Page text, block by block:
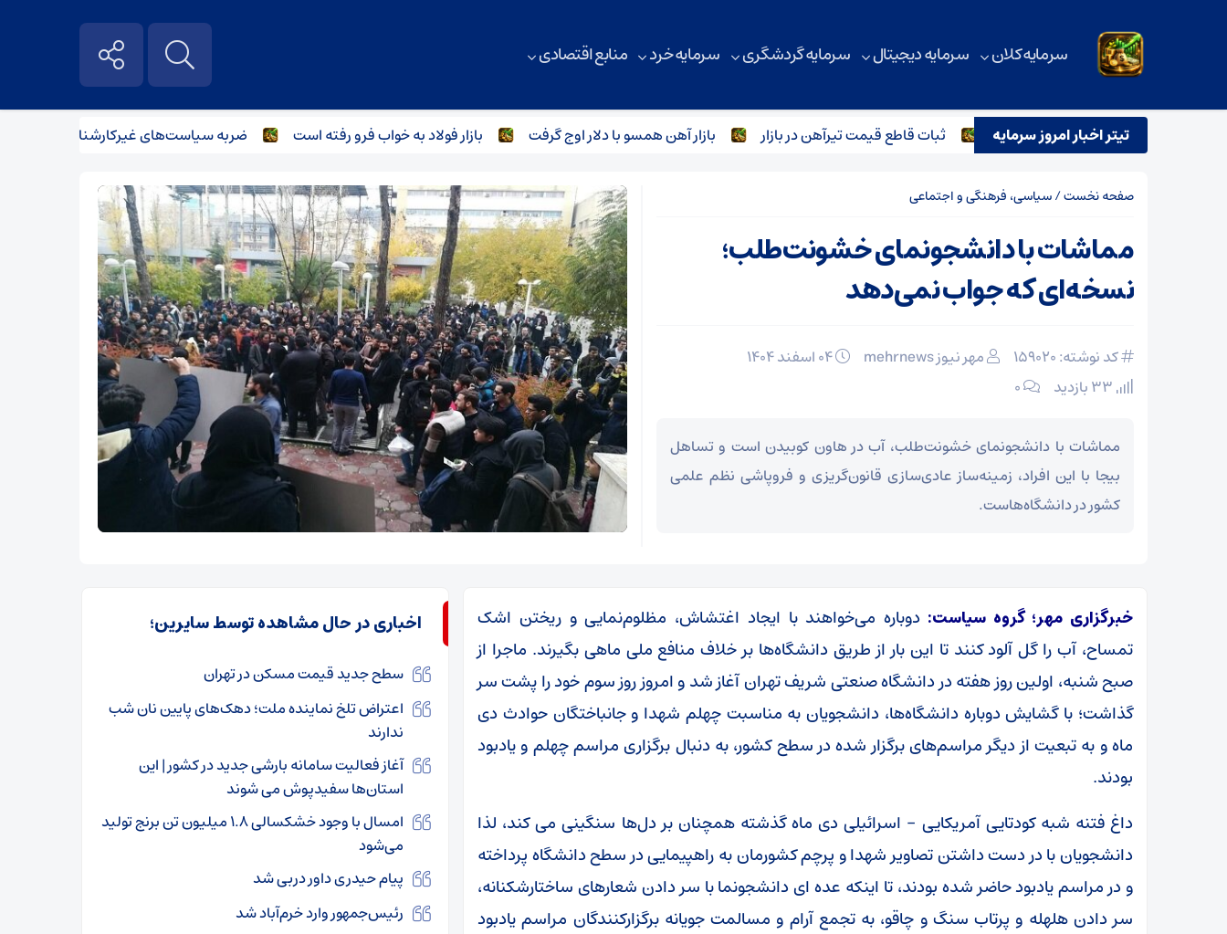
سرمایه کلان سرمایه دیجیتال سرمایه گردشگری سرمایه خرد منابع اقتصادی
تیتر اخبار امروز سرمایه
و تاثیر آن بر بازار آهن آلات ثبات قاطع قیمت تیرآهن در بازار بازار آهن همسو با دلار اوج گرفت بازار فولاد به خواب فرو رفته است ضربه سیاست‌های غیرکارشناسانه بر صنعت فولاد و
صفحه نخست/سیاسی، فرهنگی و اجتماعی
مماشات با دانشجونمای خشونت‌طلب؛
نسخه‌ای که جواب نمی‌دهد
کد نوشته: 159020 مهر نیوز mehrnews
۰
مماشات با دانشجونمای خشونت‌طلب، آب در هاون کوبیدن است و تساهل
بیجا با این افراد، زمینه‌ساز عادی‌سازی قانون‌گریزی و فروپاشی نظم علمی
کشور در دانشگاه‌هاست.
خبرگزاری مهر؛گروه سیاست: دوباره می‌خواهند با ایجاد اغتشاش، مظلوم‌نمایی و ریختن اشک
تمساح، آب را گل آلود کنند تا این بار از طریق دانشگاه‌ها بر خلاف منافع ملی ماهی بگیرند. ماجرا از
صبح شنبه، اولین روز هفته در دانشگاه صنعتی شریف تهران آغاز شد و امروز روز سوم خود را پشت سر
گذاشت؛ با گشایش دوباره دانشگاه‌ها، دانشجویان به مناسبت چهلم شهدا و جانباختگان حوادث دی
ماه و به تبعیت از دیگر مراسم‌های برگزار شده در سطح کشور، به دنبال برگزاری مراسم چهلم و یادبود
بودند.
داغ فتنه شبه کودتایی آمریکایی – اسرائیلی دی ماه گذشته همچنان بر دل‌ها سنگینی می کند، لذا
دانشجویان با در دست داشتن تصاویر شهدا و پرچم کشورمان به راهپیمایی در سطح دانشگاه پرداخته
و در مراسم یادبود حاضر شده بودند، تا اینکه عده ای دانشجونما با سر دادن شعارهای ساختارشکنانه،
سر دادن هلهله و پرتاب سنگ و چاقو، به تجمع آرام و مسالمت جویانه برگزارکنندگان مراسم یادبود
اخباری در حال مشاهده توسط سایرین؛
سطح جدید قیمت مسکن در تهران
اعتراض تلخ نماینده ملت؛ دهک‌های پایین نان شب
ندارند
آغاز فعالیت سامانه بارشی جدید در کشور | این
استان‌ها سفیدپوش می شوند
امسال با وجود خشکسالی ۱.۸ میلیون تن برنج تولید
می‌شود
پیام حیدری داور دربی شد
رئیس‌جمهور وارد خرم‌آباد شد